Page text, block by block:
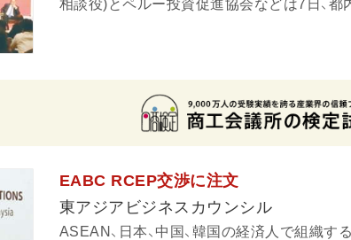
相談役)とペルー投資促進協会などは7日、都
EABC RCEP交渉に注文
東アジアビジネスカウンシル
ASEAN、日本、中国、韓国の経済人で組織す